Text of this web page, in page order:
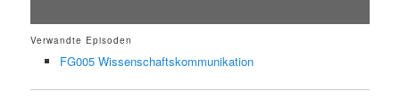
Verwandte Episoden
FG005 Wissenschaftskommunikation